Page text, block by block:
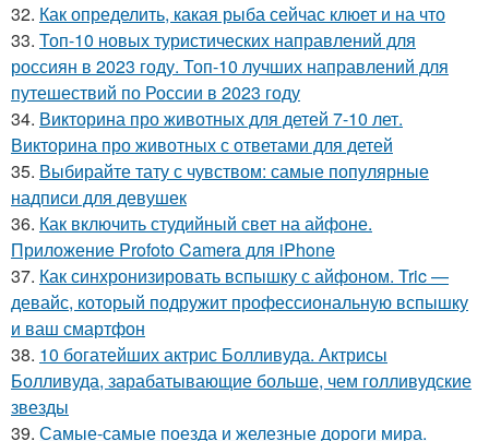
32. Как определить, какая рыба сейчас клюет и на что
33. Топ-10 новых туристических направлений для
россиян в 2023 году. Топ-10 лучших направлений для
путешествий по России в 2023 году
34. Викторина про животных для детей 7-10 лет.
Викторина про животных с ответами для детей
35. Выбирайте тату с чувством: самые популярные
надписи для девушек
36. Как включить студийный свет на айфоне.
Приложение Profoto Camera для iPhone
37. Как синхронизировать вспышку с айфоном. Tric —
девайс, который подружит профессиональную вспышку
и ваш смартфон
38. 10 богатейших актрис Болливуда. Актрисы
Болливуда, зарабатывающие больше, чем голливудские
звезды
39. Самые-самые поезда и железные дороги мира.